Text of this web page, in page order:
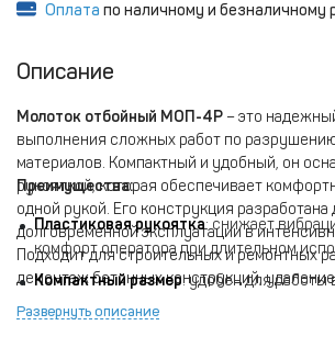
Оплата по наличному и безналичному
Описание
Молоток отбойный МОП-4Р – это
выполнения сложных работ по
материалов. Компактный и удобный, он
рукояткой, которая обеспечивает
одной рукой. Его конструкция разработана
долговременной эксплуатации в
Подходит для строительных и ремонтных
демонтаж бетонных конструкций,
промышленной сфере. Эффективен для
Преимущества:
Пластиковая рукоятка: снижает
комфорт оператора при длительном
Компактный размер: удобен для работы
местах.
Развернуть описание